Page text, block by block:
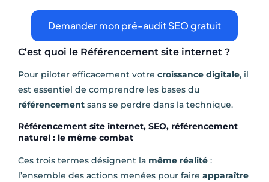
Demander mon pré-audit SEO gratuit
C’est quoi le Référencement site internet ?
Pour piloter efficacement votre croissance digitale, il
est essentiel de comprendre les bases du
référencement sans se perdre dans la technique.
Référencement site internet, SEO, référencement
naturel : le même combat
Ces trois termes désignent la même réalité :
l’ensemble des actions menées pour faire apparaître